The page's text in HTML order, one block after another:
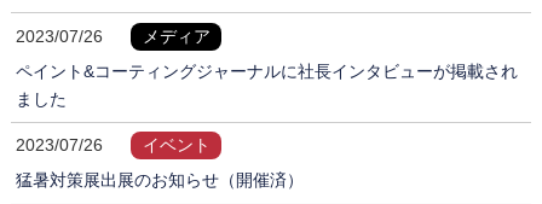
2023/07/26
メディア
ペイント&コーティングジャーナルに社長インタビューが掲載され
ました
2023/07/26
イベント
猛暑対策展出展のお知らせ（開催済）